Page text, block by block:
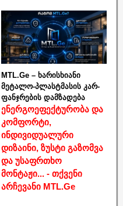
MTL.Ge – ხარისხიანი
მეტალო-პლასტმასის კარ-
ფანჯრების დამზადება
ენერგოეფექტურობა და
კომფორტი,
ინდივიდუალური
დიზაინი, ზუსტი გაზომვა
და უსაფრთხო
მონტაჟი... - თქვენი
არჩევანი MTL.Ge